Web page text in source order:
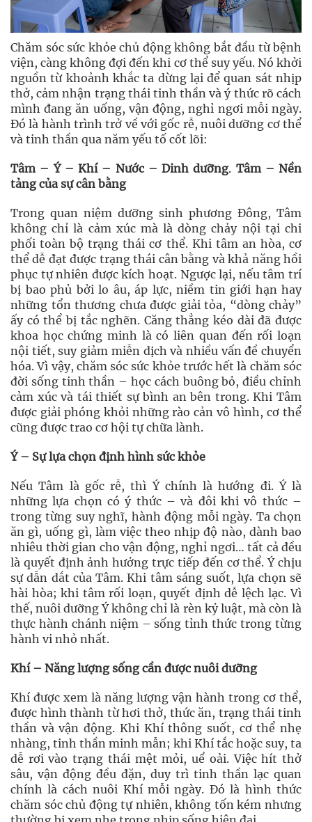
Chăm sóc sức khỏe chủ động không bắt đầu từ bệnh
viện, càng không đợi đến khi cơ thể suy yếu. Nó khởi
nguồn từ khoảnh khắc ta dừng lại để quan sát nhịp
thở, cảm nhận trạng thái tinh thần và ý thức rõ cách
mình đang ăn uống, vận động, nghỉ ngơi mỗi ngày.
Đó là hành trình trở về với gốc rễ, nuôi dưỡng cơ thể
và tinh thần qua năm yếu tố cốt lõi:
Tâm – Ý – Khí – Nước – Dinh dưỡng. Tâm – Nền
tảng của sự cân bằng
Trong quan niệm dưỡng sinh phương Đông, Tâm
không chỉ là cảm xúc mà là dòng chảy nội tại chi
phối toàn bộ trạng thái cơ thể. Khi tâm an hòa, cơ
thể dễ đạt được trạng thái cân bằng và khả năng hồi
phục tự nhiên được kích hoạt. Ngược lại, nếu tâm trí
bị bao phủ bởi lo âu, áp lực, niềm tin giới hạn hay
những tổn thương chưa được giải tỏa, “dòng chảy”
ấy có thể bị tắc nghẽn. Căng thẳng kéo dài đã được
khoa học chứng minh là có liên quan đến rối loạn
nội tiết, suy giảm miễn dịch và nhiều vấn đề chuyển
hóa. Vì vậy, chăm sóc sức khỏe trước hết là chăm sóc
đời sống tinh thần – học cách buông bỏ, điều chỉnh
cảm xúc và tái thiết sự bình an bên trong. Khi Tâm
được giải phóng khỏi những rào cản vô hình, cơ thể
cũng được trao cơ hội tự chữa lành.
Ý – Sự lựa chọn định hình sức khỏe
Nếu Tâm là gốc rễ, thì Ý chính là hướng đi. Ý là
những lựa chọn có ý thức – và đôi khi vô thức –
trong từng suy nghĩ, hành động mỗi ngày. Ta chọn
ăn gì, uống gì, làm việc theo nhịp độ nào, dành bao
nhiêu thời gian cho vận động, nghỉ ngơi… tất cả đều
là quyết định ảnh hưởng trực tiếp đến cơ thể. Ý chịu
sự dẫn dắt của Tâm. Khi tâm sáng suốt, lựa chọn sẽ
hài hòa; khi tâm rối loạn, quyết định dễ lệch lạc. Vì
thế, nuôi dưỡng Ý không chỉ là rèn kỷ luật, mà còn là
thực hành chánh niệm – sống tỉnh thức trong từng
hành vi nhỏ nhất.
Khí – Năng lượng sống cần được nuôi dưỡng
Khí được xem là năng lượng vận hành trong cơ thể,
được hình thành từ hơi thở, thức ăn, trạng thái tinh
thần và vận động. Khi Khí thông suốt, cơ thể nhẹ
nhàng, tinh thần minh mẫn; khi Khí tắc hoặc suy, ta
dễ rơi vào trạng thái mệt mỏi, uể oải. Việc hít thở
sâu, vận động đều đặn, duy trì tinh thần lạc quan
chính là cách nuôi Khí mỗi ngày. Đó là hình thức
chăm sóc chủ động tự nhiên, không tốn kém nhưng